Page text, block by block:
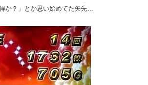
か？」とか思い始めてた矢先…